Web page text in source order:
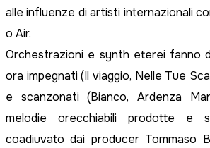
alle influenze di artisti internazionali
o Air.
Orchestrazioni e synth eterei fanno
ora impegnati (Il viaggio, Nelle Tue
e scanzonati (Bianco, Ardenza
melodie orecchiabili prodotte e
coadiuvato dai producer Tommaso